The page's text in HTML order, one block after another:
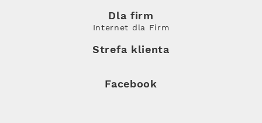
Dla firm
Internet dla Firm
Strefa klienta
Facebook